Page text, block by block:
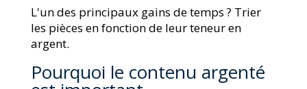
L'un des principaux gains de temps ? Trier
les pièces en fonction de leur teneur en
argent.
Pourquoi le contenu argenté